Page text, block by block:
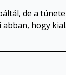
de a
hogy